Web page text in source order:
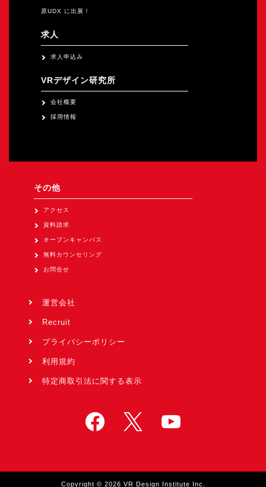
原UDX に出展！
求人
求人申込み
VRデザイン研究所
会社概要
採用情報
その他
アクセス
資料請求
オープンキャンパス
無料カウンセリング
お問合せ
運営会社
Recruit
プライバシーポリシー
利用規約
特定商取引法に関する表示
Copyright © 2026 VR Design Institute Inc.